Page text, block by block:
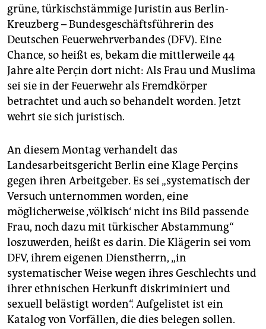
genossenschaft
epaper login
grüne, türkischstämmige Juristin aus Berlin-
Kreuzberg – Bundesgeschäftsführerin des
Deutschen Feuerwehrverbandes (DFV). Eine
Chance, so heißt es, bekam die mittlerweile 44
Jahre alte Perçin dort nicht: Als Frau und Muslima
sei sie in der Feuerwehr als Fremdkörper
betrachtet und auch so behandelt worden. Jetzt
wehrt sie sich juristisch.
An diesem Montag verhandelt das
Landesarbeitsgericht Berlin eine Klage Perçins
gegen ihren Arbeitgeber. Es sei „systematisch der
Versuch unternommen worden, eine
möglicherweise ‚völkisch‘ nicht ins Bild passende
Frau, noch dazu mit türkischer Abstammung“
loszuwerden, heißt es darin. Die Klägerin sei vom
DFV, ihrem eigenen Dienstherrn, „in
systematischer Weise wegen ihres Geschlechts und
ihrer ethnischen Herkunft diskriminiert und
sexuell belästigt worden“. Aufgelistet ist ein
Katalog von Vorfällen, die dies belegen sollen.